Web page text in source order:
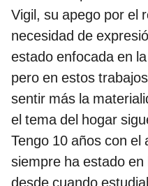
Vigil, su apego por el
necesidad de
estado enfocada en
pero en estos
sentir más la
el tema del hogar
Tengo 10 años con el
siempre ha estado